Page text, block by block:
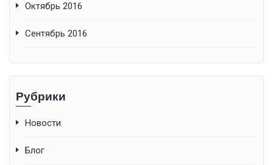
Октябрь 2016
Сентябрь 2016
Рубрики
Новости
Блог